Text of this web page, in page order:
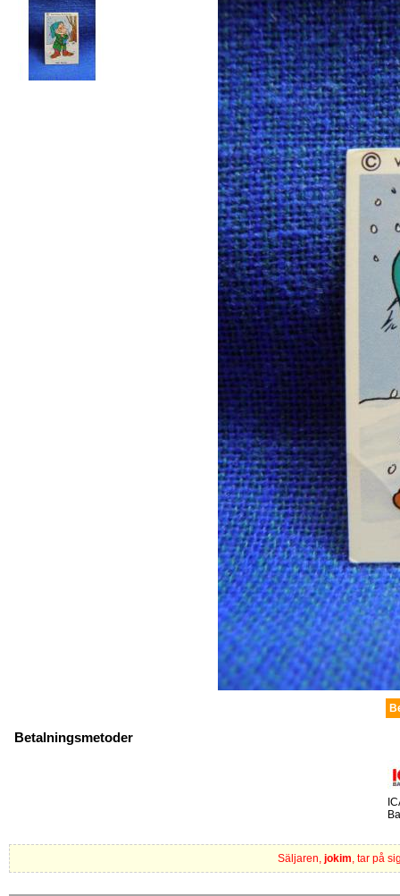
Betalningsmetoder
Säljaren, jokim, tar på